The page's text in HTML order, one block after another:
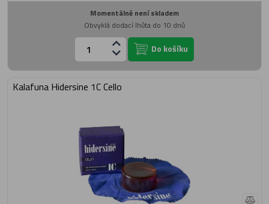
Momentálně není skladem
Obvyklá dodací lhůta do 10 dnů
Do košíku
Kalafuna Hidersine 1C Cello